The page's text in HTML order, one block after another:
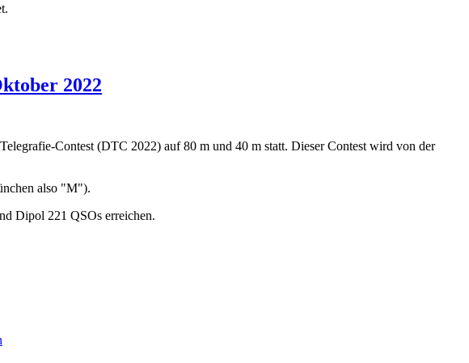
2022
Contest (DTC 2022) auf 80 m und 40 m statt. Dieser Contest wird von der
also "M").
Dipol 221 QSOs erreichen.